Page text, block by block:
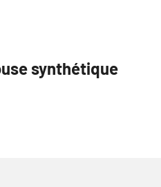
synthétique